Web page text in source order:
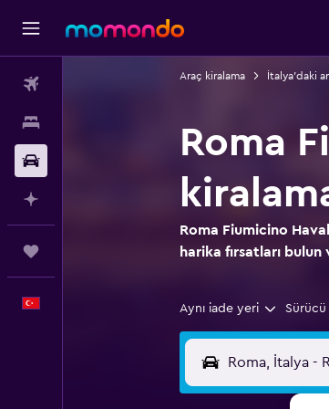
Araç kiralama İtalya'daki
Roma
Roma Fiumicino
harika fırsatları bulun
Aynı iade yeri Sürücü